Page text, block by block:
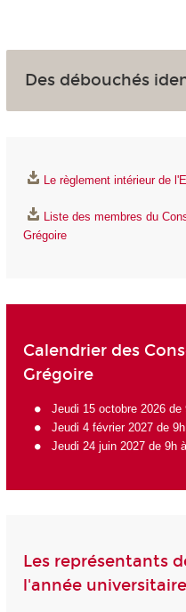
Des débouchés
Le règlement intérieur de
Liste des membres du
Grégoire
Calendrier des
Grégoire
Jeudi 15 octobre 2026 de
Jeudi 4 février 2027 de
Jeudi 24 juin 2027 de 9h
Les représentants
l'année